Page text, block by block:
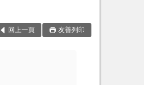
回上一頁 友善列印